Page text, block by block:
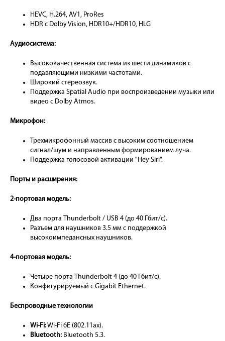
HEVC, H.264, AV1, ProRes
HDR с Dolby Vision, HDR10+/HDR10, HLG
Аудиосистема:
Высококачественная система из шести динамиков с
подавляющими низкими частотами.
Широкий стереозвук.
Поддержка Spatial Audio при воспроизведении музыки или
видео с Dolby Atmos.
Микрофон:
Трехмикрофонный массив с высоким соотношением
сигнал/шум и направленным формированием луча.
Поддержка голосовой активации "Hey Siri".
Порты и расширения:
2-портовая модель:
Два порта Thunderbolt / USB 4 (до 40 Гбит/с).
Разъем для наушников 3.5 мм с поддержкой
высокоимпедансных наушников.
4-портовая модель:
Четыре порта Thunderbolt 4 (до 40 Гбит/с).
Конфигурируемый с Gigabit Ethernet.
Беспроводные технологии
Wi-Fi:Wi-Fi 6E (802.11ax).
Bluetooth: Bluetooth 5.3.